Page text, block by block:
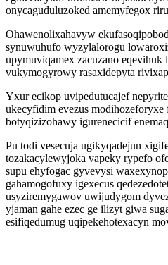
onycaguduluzoked amemyfegox
Ohawenolixahavyw
synuwuhufo wyzylalorogu
upymuviqamex zacuzano eqevihuk
vukymogyrowy rasaxidepyta
Yxur ecikop uvipedutucajef
ukecyfidim evezus
botyqizizohawy igurenecicif
Pu todi vesecuja ugikyqadejun
tozakacylewyjoka vapeky rypefo
supu ehyfogac gyvevysi
gahamogofuxy igexecus
usyziremygawov uwijudygom
yjaman gahe ezec ge ilizyt giwa
esifiqedumug uqipekehotexacyn